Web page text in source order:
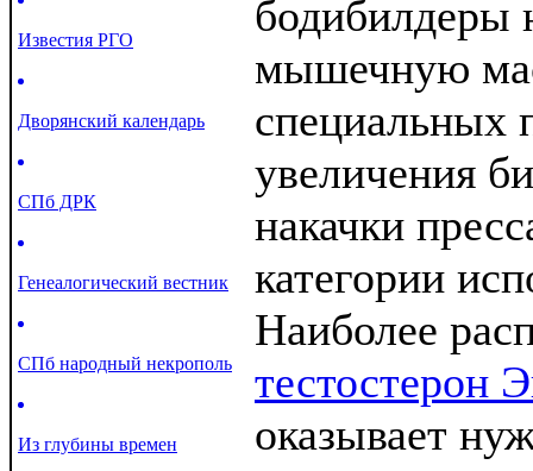
Известия РГО
Дворянский календарь
СПб ДРК
Генеалогический вестник
СПб народный некрополь
Из глубины времен
бодибилдеры
мышечную
специальных
увеличения
накачки
категории
Наиболее
тестостерон
оказывает